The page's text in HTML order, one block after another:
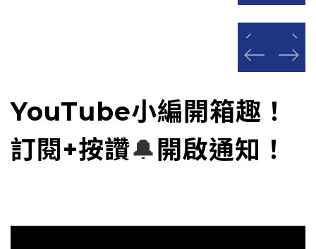
prev next
prev next
YouTube小編開箱趣！
訂閱+按讚🔔 開啟通知！